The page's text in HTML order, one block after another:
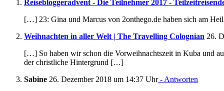
Reisebloggeradvent - Die Teilnehmer 2017 -
[…] 23: Gina und Marcus von 2onthego.de haben sich am
Weihnachten in aller Welt | The Travelling Colognian 26.
[…] So haben wir schon die Vorweihnachtszeit in Kuba und
der christliche Hintergrund […]
Sabine 26. Dezember 2018 um 14:37 Uhr- Antworten